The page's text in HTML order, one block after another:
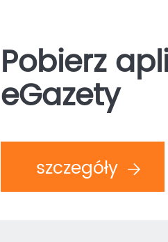
Pobierz
eGazety
szczegóły